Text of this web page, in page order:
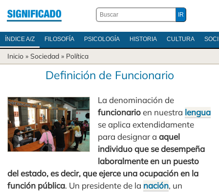
ÍNDICE A/Z FILOSOFÍA PSICOLOGÍA HISTORIA CULTURA
Inicio » Sociedad » Política
Definición de Funcionario
La denominación de
funcionarioen nuestra lengua
se aplica extendidamente
para designar a aquel
individuo que se desempeña
laboralmente en un puesto
del estado, es decir, que ejerce una ocupación en la
función pública. Un presidente de la nación, un